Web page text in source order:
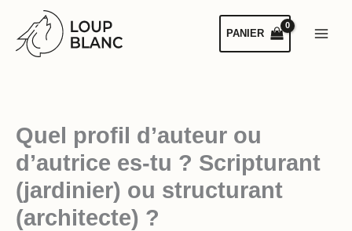
contenu
PANIER
Quel profil d’auteur ou
d’autrice es-tu ? Scripturant
(jardinier) ou structurant
(architecte) ?